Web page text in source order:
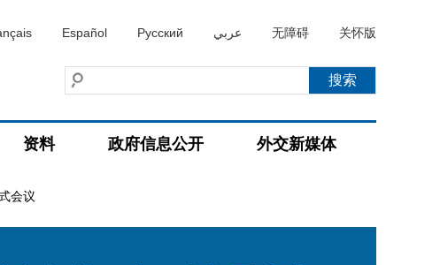
Español Русский عربي 无障碍 关怀版
资料 政府信息公开 外交新媒体
会议